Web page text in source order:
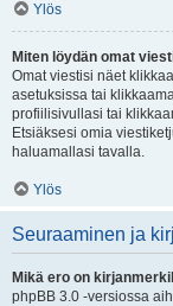
Ylös
Miten löydän omat
Omat viestisi näet
asetuksissa tai
profiilisivullasi tai
Etsiäksesi omia
haluamallasi tavalla.
Ylös
Seuraaminen ja
Mikä ero on
phpBB 3.0 -versiossa